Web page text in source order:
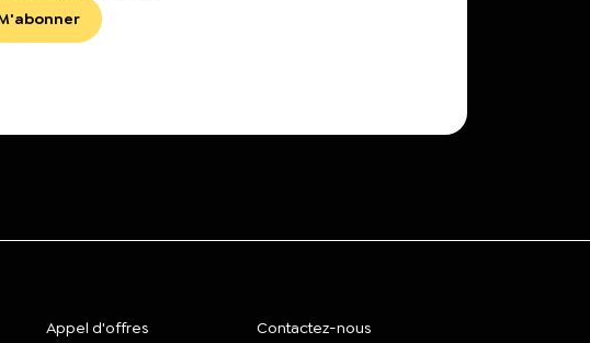
Appel d'offres Contactez-nous